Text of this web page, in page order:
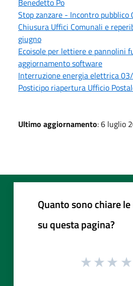
Stop zanzare - Incontro
Chiusura Uffici Comunali e
giugno
Ecoisole per lettiere e pannolini
aggiornamento software
Interruzione energia elettrica
Posticipo riapertura Ufficio
Ultimo aggiornamento: 6 luglio
Quanto sono chiare
su questa pagina?